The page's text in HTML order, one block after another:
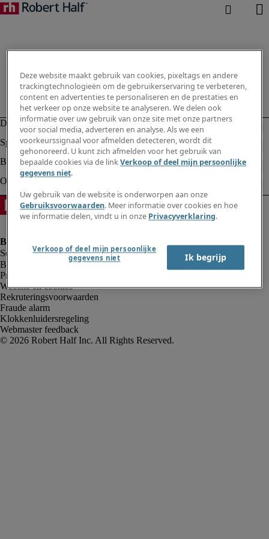
Bedrijfsinformatie
Privacyverklaring
Website en cookies
Rekruteringsvoorwaarden
Fraude alarm
Klokkenluidersregeling
Webmaster feedback
Deze website maakt gebruik van cookies, pixeltags en andere
trackingtechnologieën om de gebruikerservaring te verbeteren,
content en advertenties te personaliseren en de prestaties en
het verkeer op onze website te analyseren. We delen ook
informatie over uw gebruik van onze site met onze partners
voor social media, adverteren en analyse. Als we een
voorkeurssignaal voor afmelden detecteren, wordt dit
gehonoreerd. U kunt zich afmelden voor het gebruik van
bepaalde cookies via de linkVerkoop of deel mijn persoonlijke
gegevens niet.
Uw gebruik van de website is onderworpen aan onze
Gebruiksvoorwaarden. Meer informatie over cookies en hoe
we informatie delen, vindt u in onze Privacyverklaring.
Verkoop of deel mijn persoonlijke
gegevens niet
Ik begrijp